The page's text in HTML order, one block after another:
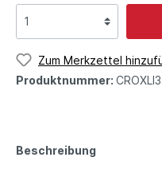
Zum Merkzettel
Produktnummer:
Beschreibung